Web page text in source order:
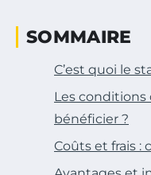
SOMMAIRE
C’est quoi le
Les conditions
bénéficier ?
Coûts et frais :